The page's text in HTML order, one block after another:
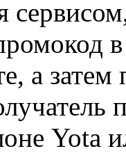
а затем
Yota